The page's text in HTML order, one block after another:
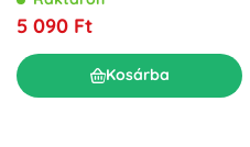
5 090 Ft
Kosárba